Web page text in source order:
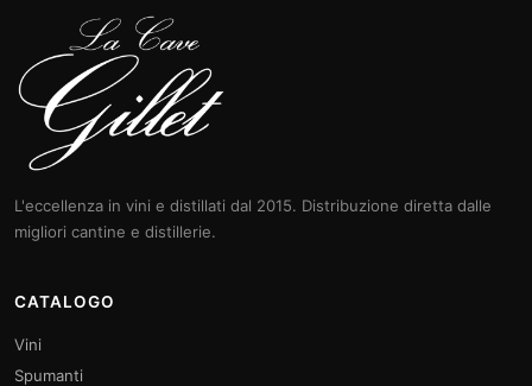
L'eccellenza in vini e distillati dal 2015. Distribuzione diretta dalle
migliori cantine e distillerie.
CATALOGO
Vini
Spumanti